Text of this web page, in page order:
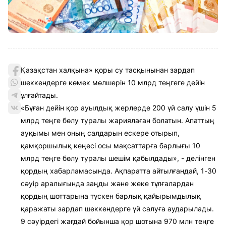
Қазақстан халқына» қоры су тасқынынан зардап
шеккендерге көмек мөлшерін 10 млрд теңгеге дейін
ұлғайтады.
«Бұған дейін қор ауылдық жерлерде 200 үй салу үшін 5
млрд теңге бөлу туралы жариялаған болатын. Апаттың
ауқымы мен оның салдарын ескере отырып,
қамқоршылық кеңесі осы мақсаттарға барлығы 10
млрд теңге бөлу туралы шешім қабылдады», - делінген
қордың хабарламасында. Ақпаратта айтылғандай, 1-30
сәуір аралығында заңды және жеке тұлғалардан
қордың шоттарына түскен барлық қайырымдылық
қаражаты зардап шеккендерге үй салуға аударылады.
9 сәуірдегі жағдай бойынша қор шотына 970 млн теңге